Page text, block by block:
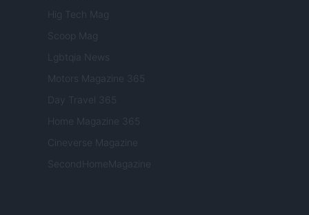
Hig Tech Mag
Scoop Mag
Lgbtqia News
Motors Magazine 365
Day Travel 365
Home Magazine 365
Cineverse Magazine
SecondHomeMagazine